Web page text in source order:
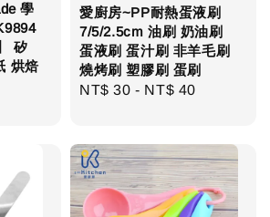
學
矽
烘焙
愛廚房~PP耐熱蛋液刷
7/5/2.5cm 油刷 奶油刷
蛋液刷 蛋汁刷 非羊毛刷
燒烤刷 塑膠刷 蛋刷
Regular
NT$ 30 - NT$ 40